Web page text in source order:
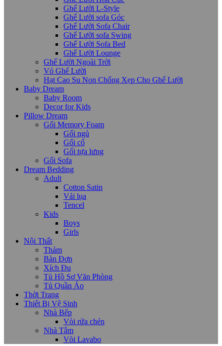
Ghế Lười L-Style
Ghế Lười sofa Góc
Ghế Lười Sofa Chair
Ghế Lười sofa Swing
Ghế Lười Sofa Bed
Ghế Lười Lounge
Ghế Lười Ngoài Trời
Vỏ Ghế Lười
Hạt Cao Su Non Chống Xẹp Cho Ghế Lười
Baby Dream
Baby Room
Decor for Kids
Pillow Dream
Gối Memory Foam
Gối ngủ
Gối cổ
Gối tựa lưng
Gối Sofa
Dream Bedding
Adult
Cotton Satin
Vải lụa
Tencel
Kids
Boys
Girls
Nội Thất
Thảm
Bàn Đơn
Xích Đu
Tủ Hồ Sơ Văn Phòng
Tủ Quần Áo
Thời Trang
Thiết Bị Vệ Sinh
Nhà Bếp
Vòi rửa chén
Nhà Tắm
Vòi Lavabo